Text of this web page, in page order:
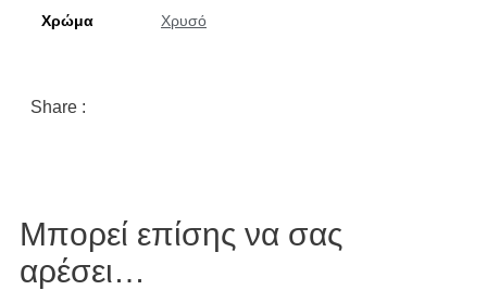
Χρώμα Χρυσό
Share :
Μπορεί επίσης να σας
αρέσει…